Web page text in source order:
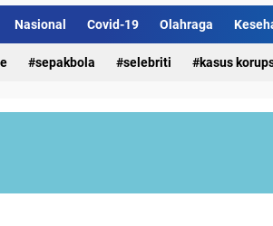
Sekolah Lansia
Nasional Covid-19 Olahraga
sepakbola selebriti kasus